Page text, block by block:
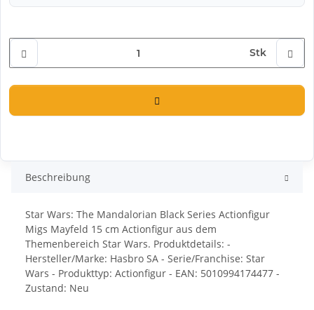
Stk
Beschreibung
Star Wars: The Mandalorian Black Series Actionfigur
Migs Mayfeld 15 cm Actionfigur aus dem
Themenbereich Star Wars. Produktdetails: -
Hersteller/Marke: Hasbro SA - Serie/Franchise: Star
Wars - Produkttyp: Actionfigur - EAN: 5010994174477 -
Zustand: Neu